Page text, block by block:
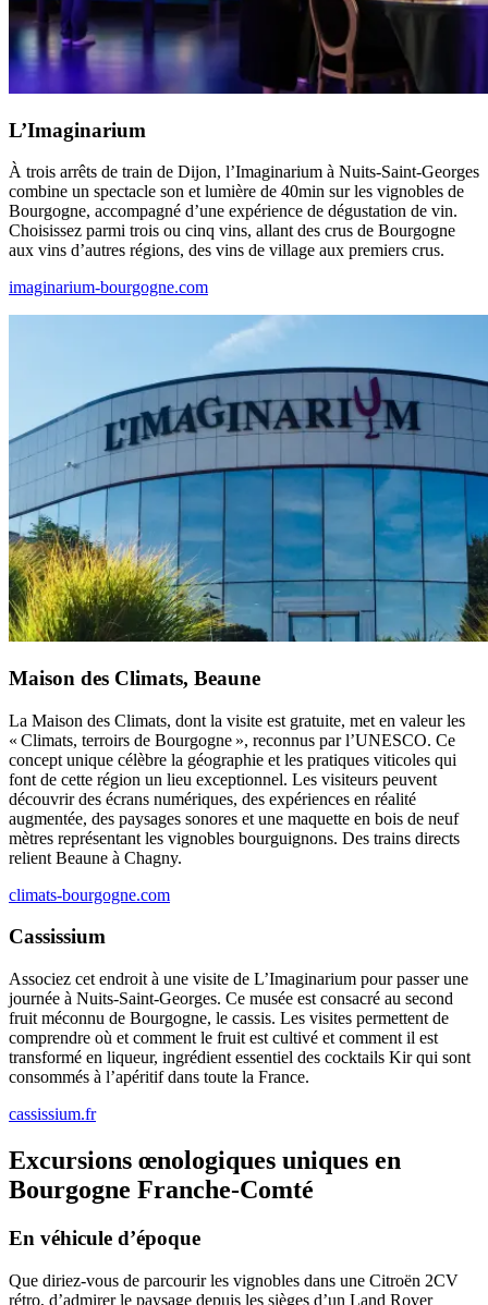
L’Imaginarium
À trois arrêts de train de Dijon, l’Imaginarium à Nuits-Saint-Georges
combine un spectacle son et lumière de 40min sur les vignobles de
Bourgogne, accompagné d’une expérience de dégustation de vin.
Choisissez parmi trois ou cinq vins, allant des crus de Bourgogne
aux vins d’autres régions, des vins de village aux premiers crus.
imaginarium-bourgogne.com
Maison des Climats, Beaune
La Maison des Climats, dont la visite est gratuite, met en valeur les
« Climats, terroirs de Bourgogne », reconnus par l’UNESCO. Ce
concept unique célèbre la géographie et les pratiques viticoles qui
font de cette région un lieu exceptionnel. Les visiteurs peuvent
découvrir des écrans numériques, des expériences en réalité
augmentée, des paysages sonores et une maquette en bois de neuf
mètres représentant les vignobles bourguignons. Des trains directs
relient Beaune à Chagny.
climats-bourgogne.com
Cassissium
Associez cet endroit à une visite de L’Imaginarium pour passer une
journée à Nuits-Saint-Georges. Ce musée est consacré au second
fruit méconnu de Bourgogne, le cassis. Les visites permettent de
comprendre où et comment le fruit est cultivé et comment il est
transformé en liqueur, ingrédient essentiel des cocktails Kir qui sont
consommés à l’apéritif dans toute la France.
cassissium.fr
Excursions œnologiques uniques en
Bourgogne Franche-Comté
En véhicule d’époque
Que diriez-vous de parcourir les vignobles dans une Citroën 2CV
rétro, d’admirer le paysage depuis les sièges d’un Land Rover